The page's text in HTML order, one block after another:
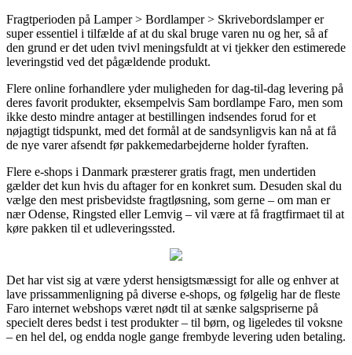
Fragtperioden på Lamper > Bordlamper > Skrivebordslamper er
super essentiel i tilfælde af at du skal bruge varen nu og her, så af
den grund er det uden tvivl meningsfuldt at vi tjekker den estimerede
leveringstid ved det pågældende produkt.
Flere online forhandlere yder muligheden for dag-til-dag levering på
deres favorit produkter, eksempelvis Sam bordlampe Faro, men som
ikke desto mindre antager at bestillingen indsendes forud for et
nøjagtigt tidspunkt, med det formål at de sandsynligvis kan nå at få
de nye varer afsendt før pakkemedarbejderne holder fyraften.
Flere e-shops i Danmark præsterer gratis fragt, men undertiden
gælder det kun hvis du aftager for en konkret sum. Desuden skal du
vælge den mest prisbevidste fragtløsning, som gerne – om man er
nær Odense, Ringsted eller Lemvig – vil være at få fragtfirmaet til at
køre pakken til et udleveringssted.
Det har vist sig at være yderst hensigtsmæssigt for alle og enhver at
lave prissammenligning på diverse e-shops, og følgelig har de fleste
Faro internet webshops været nødt til at sænke salgspriserne på
specielt deres bedst i test produkter – til børn, og ligeledes til voksne
– en hel del, og endda nogle gange frembyde levering uden betaling.